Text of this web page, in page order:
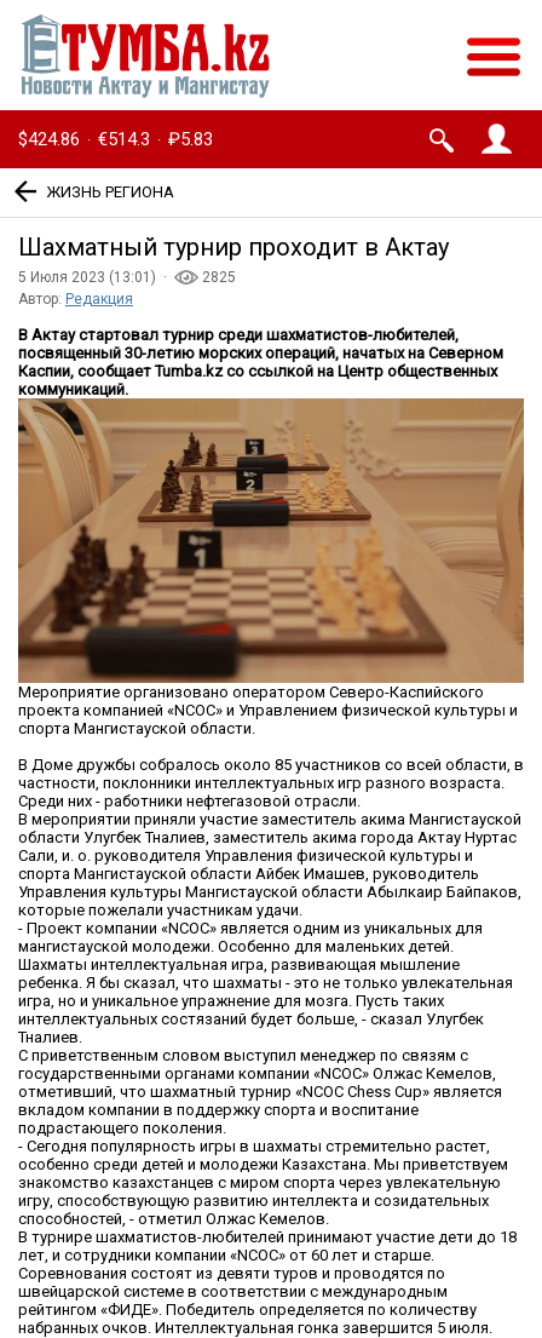
$424.86 · €514.3 · ₽5.83
ЖИЗНЬ РЕГИОНА
Шахматный турнир проходит в Актау
5 Июля 2023 (13:01) ·
2825
Автор: Редакция
В Актау стартовал турнир среди шахматистов-любителей,
посвященный 30-летию морских операций, начатых на Северном
Каспии, сообщает Tumba.kz со ссылкой на Центр общественных
коммуникаций.
Мероприятие организовано оператором Северо-Каспийского
проекта компанией «NCOC» и Управлением физической культуры и
спорта Мангистауской области.
В Доме дружбы собралось около 85 участников со всей области, в
частности, поклонники интеллектуальных игр разного возраста.
Среди них - работники нефтегазовой отрасли.
В мероприятии приняли участие заместитель акима Мангистауской
области Улугбек Тналиев, заместитель акима города Актау Нуртас
Сали, и. о. руководителя Управления физической культуры и
спорта Мангистауской области Айбек Имашев, руководитель
Управления культуры Мангистауской области Абылкаир Байпаков,
которые пожелали участникам удачи.
- Проект компании «NCOC» является одним из уникальных для
мангистауской молодежи. Особенно для маленьких детей.
Шахматы интеллектуальная игра, развивающая мышление
ребенка. Я бы сказал, что шахматы - это не только увлекательная
игра, но и уникальное упражнение для мозга. Пусть таких
интеллектуальных состязаний будет больше, - сказал Улугбек
Тналиев.
С приветственным словом выступил менеджер по связям с
государственными органами компании «NCOC» Олжас Кемелов,
отметивший, что шахматный турнир «NCOC Chess Cup» является
вкладом компании в поддержку спорта и воспитание
подрастающего поколения.
- Сегодня популярность игры в шахматы стремительно растет,
особенно среди детей и молодежи Казахстана. Мы приветствуем
знакомство казахстанцев с миром спорта через увлекательную
игру, способствующую развитию интеллекта и созидательных
способностей, - отметил Олжас Кемелов.
В турнире шахматистов-любителей принимают участие дети до 18
лет, и сотрудники компании «NCOC» от 60 лет и старше.
Соревнования состоят из девяти туров и проводятся по
швейцарской системе в соответствии с международным
рейтингом «ФИДЕ». Победитель определяется по количеству
набранных очков. Интеллектуальная гонка завершится 5 июля.